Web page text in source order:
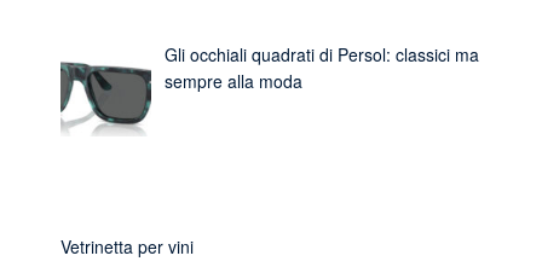
Gli occhiali quadrati di Persol: classici ma
sempre alla moda
Vetrinetta per vini